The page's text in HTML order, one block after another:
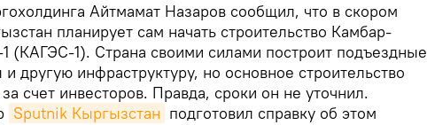
Айтмамат Назаров сообщил, что в скором
планирует сам начать строительство Камбар-
(КАГЭС-1). Страна своими силами построит подъездные
другую инфраструктуру, но основное строительство
за счет инвесторов. Правда, сроки он не уточнил.
Sputnik Кыргызстан подготовил справку об этом